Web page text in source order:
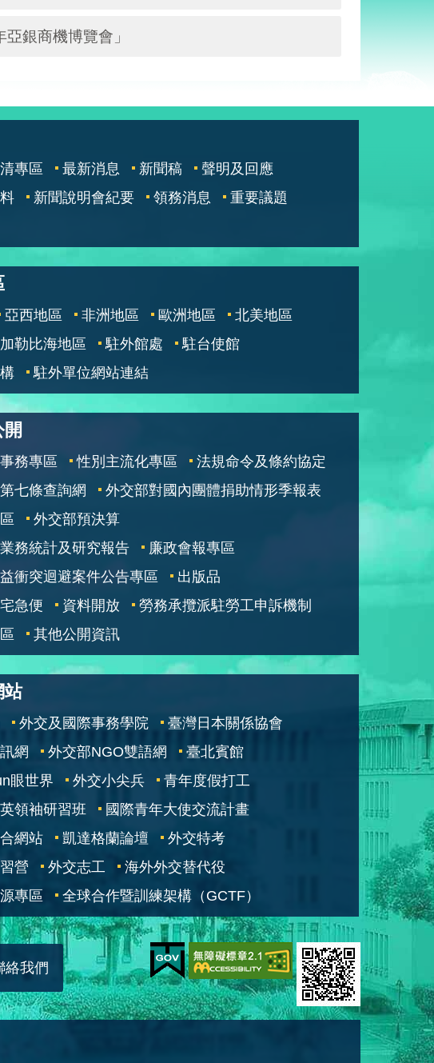
銀商機博覽會」
專區 最新消息 新聞稿
聲明及回應
新聞說明會紀要 領務消息
重要議題
亞西地區 非洲地區 歐洲地區
北美地區
勒比海地區
駐外館處
駐台使館
駐外單位網站連結
務專區 性別主流化專區
法規命令及條約協定
七條查詢網
外交部對國內團體捐助情形季報表
外交部預決算
務統計及研究報告
廉政會報專區
衝突迴避案件公告專區
出版品
急便
資料開放
勞務承攬派駐勞工申訴機制
其他公開資訊
站
外交及國際事務學院
臺灣日本關係協會
網
外交部NGO雙語網
臺北賓館
眼世界
外交小尖兵
青年度假打工
領袖研習班
國際青年大使交流計畫
網站
凱達格蘭論壇
外交特考
營
外交志工
海外外交替代役
專區
全球合作暨訓練架構（GCTF）
絡我們